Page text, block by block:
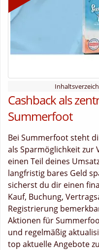
Cashback als
Summerfoot
Bei Summerfoot steht
als Sparmöglichkeit zur
einen Teil deines
langfristig bares Geld
sicherst du dir einen
Kauf, Buchung,
Registrierung
Aktionen für
und regelmäßig
top aktuelle Angebote